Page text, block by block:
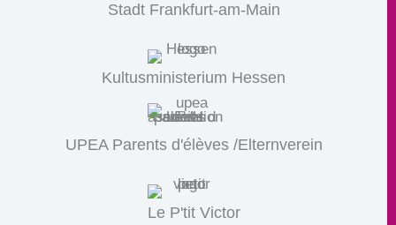
Stadt Frankfurt-am-Main
Kultusministerium Hessen
UPEA Parents d'élèves /Elternverein
Le P'tit Victor